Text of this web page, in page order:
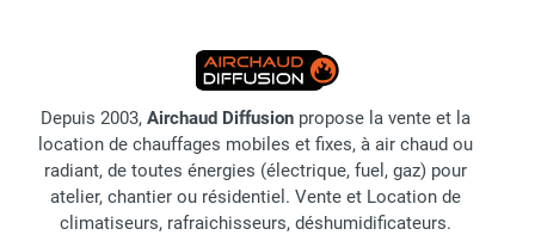
Depuis 2003, Airchaud Diffusion propose la vente et la
location de chauffages mobiles et fixes, à air chaud ou
radiant, de toutes énergies (électrique, fuel, gaz) pour
atelier, chantier ou résidentiel. Vente et Location de
climatiseurs, rafraichisseurs, déshumidificateurs.